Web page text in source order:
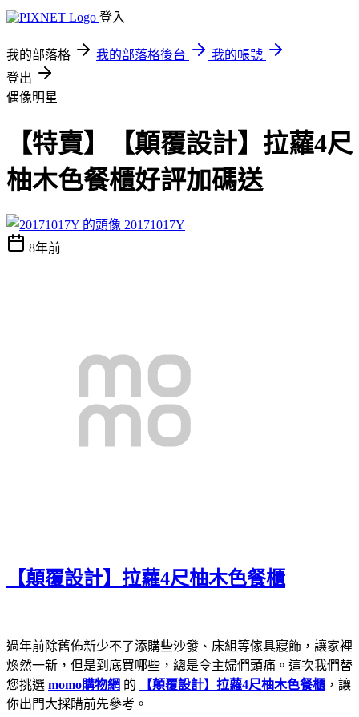
登入
我的部落格 我的部落格後台
我的帳號
登出
偶像明星
【特賣】【顛覆設計】拉蘿4尺
柚木色餐櫃好評加碼送
20171017Y
8年前
【顛覆設計】拉蘿4尺柚木色餐櫃
過年前除舊佈新少不了添購些沙發、床組等傢具寢飾，讓家裡
煥然一新，但是到底買哪些，總是令主婦們頭痛。這次我們替
您挑選 momo購物網 的 【顛覆設計】拉蘿4尺柚木色餐櫃 ，讓
你出門大採購前先參考。